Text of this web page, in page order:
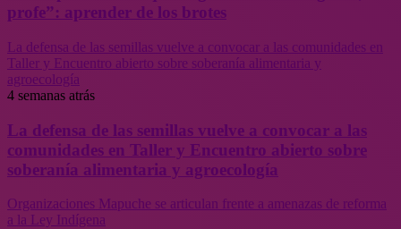
profe”: aprender de los brotes
La defensa de las semillas vuelve a convocar a las comunidades en
Taller y Encuentro abierto sobre soberanía alimentaria y
agroecología
4 semanas atrás
La defensa de las semillas vuelve a convocar a las
comunidades en Taller y Encuentro abierto sobre
soberanía alimentaria y agroecología
Organizaciones Mapuche se articulan frente a amenazas de reforma
a la Ley Indígena